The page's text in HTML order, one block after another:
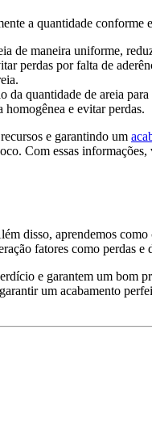
a quantidade
de maneira uniforme,
perdas por falta de
da quantidade de areia para
e evitar perdas.
e garantindo um
Com essas
disso, aprendemos
fatores como perdas e
e garantem um bom
um acabamento